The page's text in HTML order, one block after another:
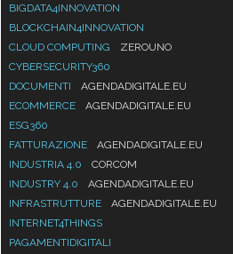
BIGDATA4INNOVATION
BLOCKCHAIN4INNOVATION
CLOUD COMPUTING
ZEROUNO
CYBERSECURITY360
DOCUMENTI
AGENDADIGITALE.EU
ECOMMERCE
AGENDADIGITALE.EU
ESG360
FATTURAZIONE
AGENDADIGITALE.EU
INDUSTRIA 4.0
CORCOM
INDUSTRY 4.0
AGENDADIGITALE.EU
INFRASTRUTTURE
AGENDADIGITALE.EU
INTERNET4THINGS
PAGAMENTIDIGITALI